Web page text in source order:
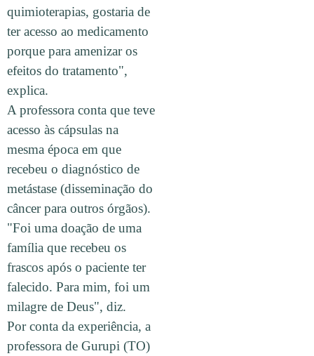
quimioterapias, gostaria de
ter acesso ao medicamento
porque para amenizar os
efeitos do tratamento",
explica.
A professora conta que teve
acesso às cápsulas na
mesma época em que
recebeu o diagnóstico de
metástase (disseminação do
câncer para outros órgãos).
"Foi uma doação de uma
família que recebeu os
frascos após o paciente ter
falecido. Para mim, foi um
milagre de Deus", diz.
Por conta da experiência, a
professora de Gurupi (TO)